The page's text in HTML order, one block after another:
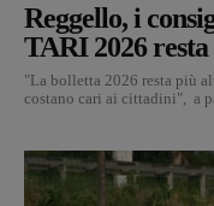
Reggello, i
TARI 2026
"La bolletta 2026 resta più
costano cari ai cittadini", a